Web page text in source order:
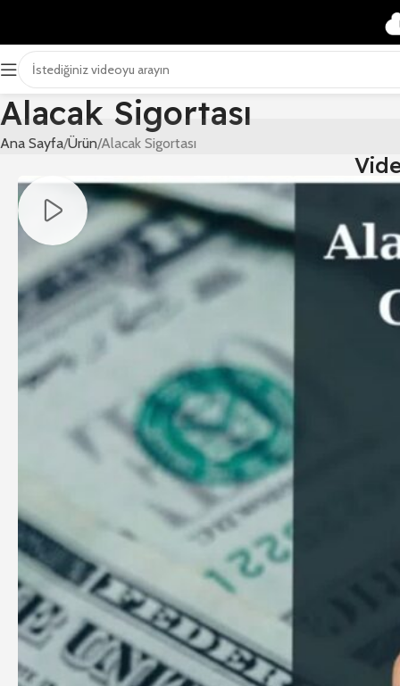
Alacak Sigortası
Ana Sayfa Ürün Alacak Sigortası